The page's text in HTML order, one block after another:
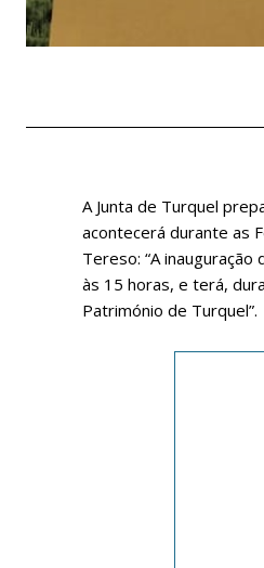
A Junta de Turquel
acontecerá durante as
Tereso: “A
às 15 horas, e terá,
Património de Turquel”.